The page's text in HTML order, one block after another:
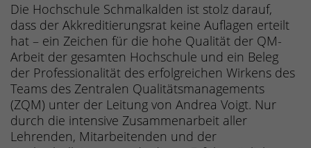
Die Hochschule Schmalkalden ist stolz darauf,
dass der Akkreditierungsrat keine Auflagen erteilt
hat – ein Zeichen für die hohe Qualität der QM-
Arbeit der gesamten Hochschule und ein Beleg
der Professionalität des erfolgreichen Wirkens des
Teams des Zentralen Qualitätsmanagements
(ZQM) unter der Leitung von Andrea Voigt. Nur
durch die intensive Zusammenarbeit aller
Lehrenden, Mitarbeitenden und der